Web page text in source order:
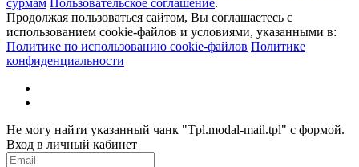
Продолжая пользоваться сайтом, Вы соглашаетесь с
использованием cookie-файлов и условиями, указанными в:
Политике по использованию cookie-файлов Политике
конфиденциальности
Не могу найти указанный чанк "Tpl.modal-mail.tpl" с формой.
Вход в личный кабинет